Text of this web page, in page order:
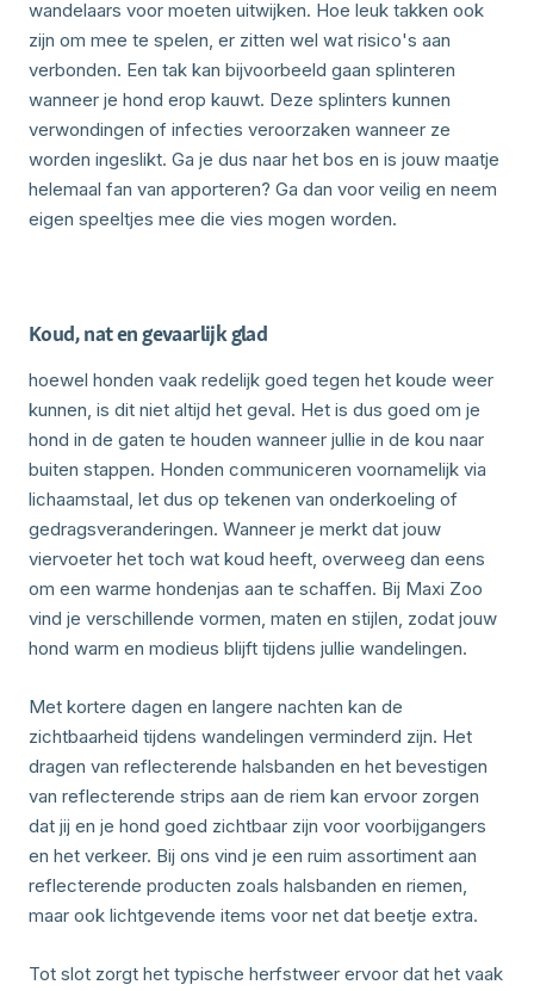
wandelaars voor moeten uitwijken. Hoe leuk takken ook
zijn om mee te spelen, er zitten wel wat risico's aan
verbonden. Een tak kan bijvoorbeeld gaan splinteren
wanneer je hond erop kauwt. Deze splinters kunnen
verwondingen of infecties veroorzaken wanneer ze
worden ingeslikt. Ga je dus naar het bos en is jouw maatje
helemaal fan van apporteren? Ga dan voor veilig en neem
eigen speeltjes mee die vies mogen worden.
Koud, nat en gevaarlijk glad
hoewel honden vaak redelijk goed tegen het koude weer
kunnen, is dit niet altijd het geval. Het is dus goed om je
hond in de gaten te houden wanneer jullie in de kou naar
buiten stappen. Honden communiceren voornamelijk via
lichaamstaal, let dus op tekenen van onderkoeling of
gedragsveranderingen. Wanneer je merkt dat jouw
viervoeter het toch wat koud heeft, overweeg dan eens
om een warme hondenjas aan te schaffen. Bij Maxi Zoo
vind je verschillende vormen, maten en stijlen, zodat jouw
hond warm en modieus blijft tijdens jullie wandelingen.
Met kortere dagen en langere nachten kan de
zichtbaarheid tijdens wandelingen verminderd zijn. Het
dragen van reflecterende halsbanden en het bevestigen
van reflecterende strips aan de riem kan ervoor zorgen
dat jij en je hond goed zichtbaar zijn voor voorbijgangers
en het verkeer. Bij ons vind je een ruim assortiment aan
reflecterende producten zoals halsbanden en riemen,
maar ook lichtgevende items voor net dat beetje extra.
Tot slot zorgt het typische herfstweer ervoor dat het vaak